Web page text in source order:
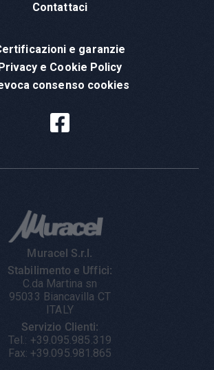
Contattaci
e garanzie
Privacy e Cookie Policy
consenso cookies
Muracel S.r.l.
Stabilimento e Uffici:
C.da Martina sn
95033 Biancavilla CT
ITALY
Servizio Clienti:
Tel.: +39.095.985.319
Fax: +39.095.981.865